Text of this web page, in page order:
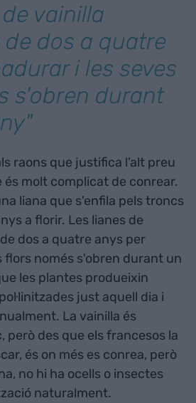
vainilla
dos a quatre
i les seves
s'obren durant
raons que justifica l'alt preu
és molt complicat de conrear.
liana que s'enfila pels troncs
a florir. Les lianes de
dos a quatre anys per
flors només s'obren durant un
les plantes produeixin
just aquell dia i
La vainilla és
però des que els francesos la
és on més es conrea, però
no hi ha ocells o insectes
naturalment.